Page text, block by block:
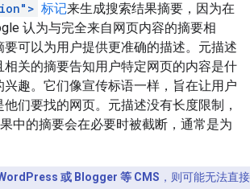
标记来生成搜索结果摘要，因为在
认为与完全来自网页内容的摘要相
要可以为用户提供更准确的描述。元描述
相关的摘要告知用户特定网页的内容是什
趣。它们像宣传标语一样，旨在让用户
们要找的网页。元描述没有长度限制，
中的摘要会在必要时被截断，通常是为
或 Blogger 等 CMS ，则可能无法直接